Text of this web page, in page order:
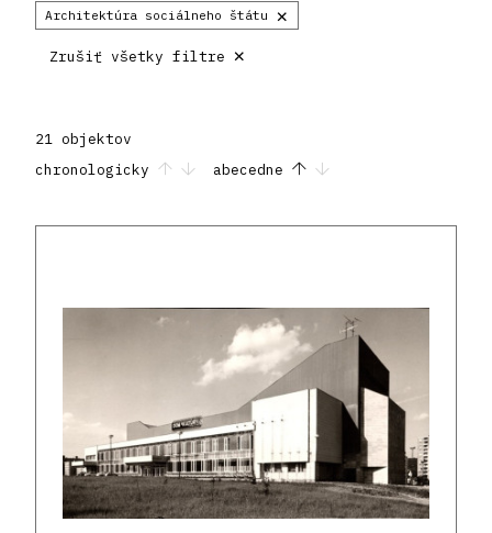
Architektúra sociálneho štátu ×
Zrušiť všetky filtre ×
21 objektov
chronologicky
abecedne